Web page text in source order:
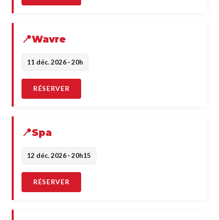
Wavre
11 déc. 2026 · 20h
RÉSERVER
Spa
12 déc. 2026 · 20h15
RÉSERVER